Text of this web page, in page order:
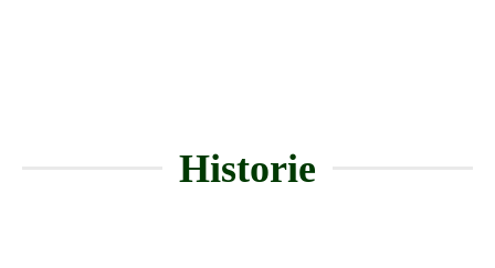
Historie